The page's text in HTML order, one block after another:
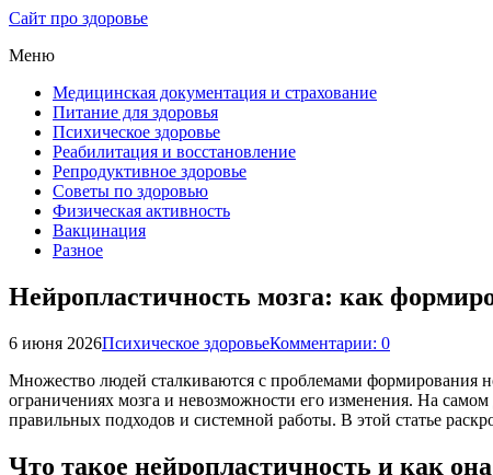
Сайт про здоровье
Меню
Медицинская документация и страхование
Питание для здоровья
Психическое здоровье
Реабилитация и восстановление
Репродуктивное здоровье
Советы по здоровью
Физическая активность
Вакцинация
Разное
Нейропластичность мозга: как
6 июня 2026Психическое здоровьеКомментарии: 0
Множество людей сталкиваются с проблемами формирования
ограничениях мозга и невозможности его изменения. На
правильных подходов и системной работы. В этой статье
Что такое нейропластичность и как